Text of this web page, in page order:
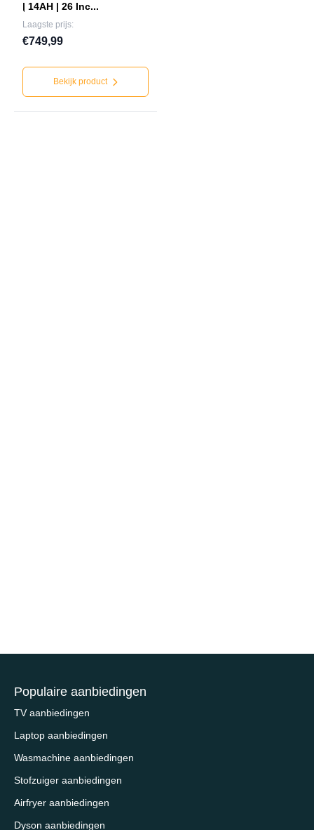
| 14AH | 26 Inc...
Laagste prijs:
€749,99
Bekijk product
Populaire aanbiedingen
TV aanbiedingen
Laptop aanbiedingen
Wasmachine aanbiedingen
Stofzuiger aanbiedingen
Airfryer aanbiedingen
Dyson aanbiedingen